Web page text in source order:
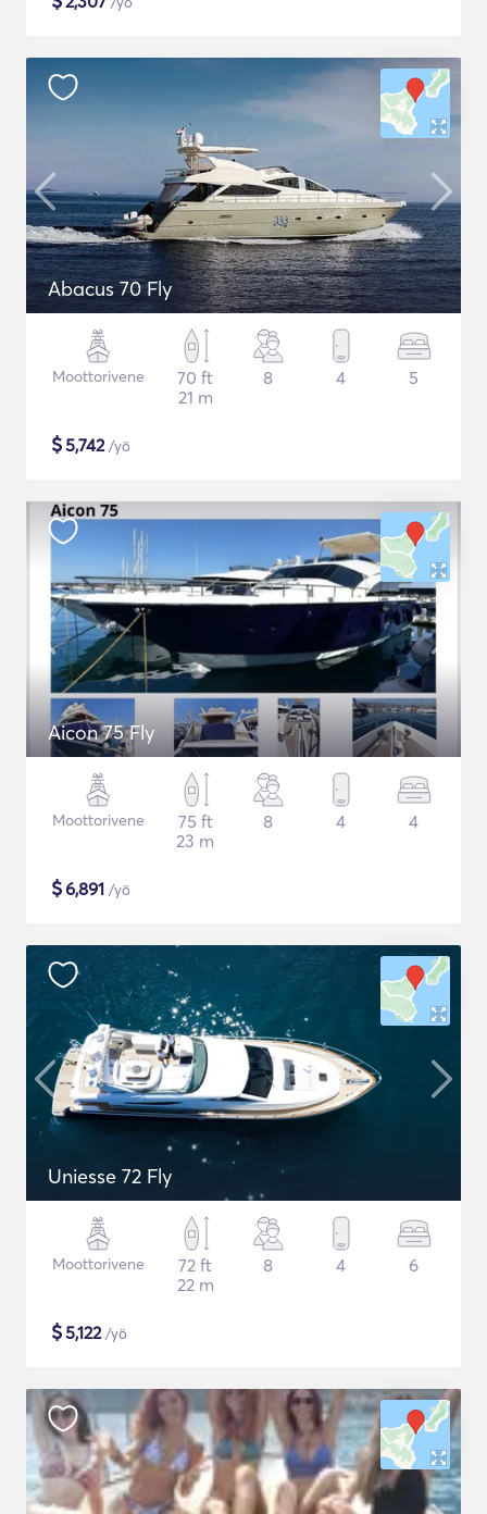
Abacus 70 Fly
Moottorivene
70 ft
21 m
8 4 5
$5,742/yö
Aicon 75 Fly
Moottorivene
75 ft
23 m
8 4 4
$6,891 /yö
Uniesse 72 Fly
Moottorivene
72 ft
22 m
8 4 6
$5,122/yö